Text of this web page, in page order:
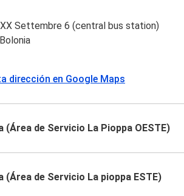
Settembre 6 (central bus station)
dirección en Google Maps
(Área de Servicio La Pioppa OESTE)
(Área de Servicio La pioppa ESTE)